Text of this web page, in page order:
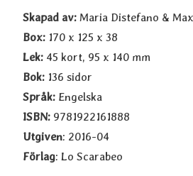
Skapad av: Maria Distefano &
Box: 170 x 125 x 38
Lek: 45 kort, 95 x 140 mm
Bok: 136 sidor
Språk: Engelska
ISBN: 9781922161888
Utgiven: 2016-04
Förlag: Lo Scarabeo